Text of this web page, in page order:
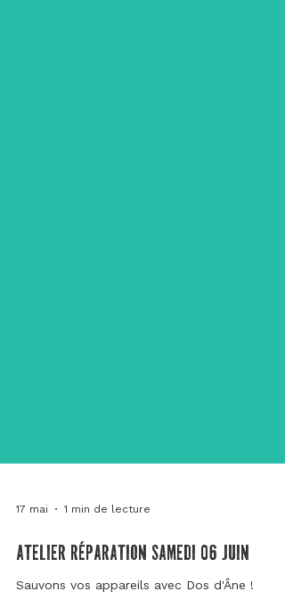
17 mai 1 min de lecture
atelier réparation samedi 06 juin